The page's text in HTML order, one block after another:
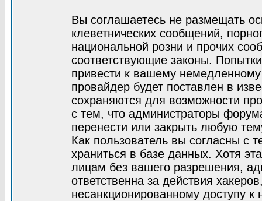
Вы соглашаетесь не размещать
клеветнических сообщений,
национальной розни и прочих
соответствующие законы.
привести к вашему
провайдер будет поставлен в
сохраняются для возможности
с тем, что администраторы
перенести или закрыть любую
Как пользователь вы согласны с
храниться в базе данных. Хотя
лицам без вашего разрешения,
ответственна за действия
несанкционированному доступу к